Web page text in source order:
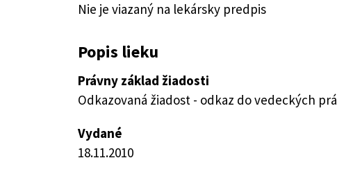
Nie je viazaný na lekársky predpis
Popis lieku
Právny základ žiadosti
Odkazovaná žiadost - odkaz do vedeckých
Vydané
18.11.2010